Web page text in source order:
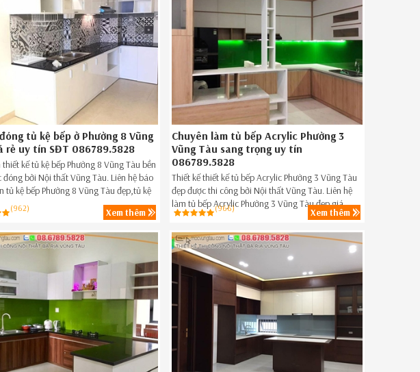
tủ kệ bếp ở Phường 8 Vũng
rẻ uy tín SĐT 086789.5828
thiết kế tủ kệ bếp Phường 8 Vũng Tàu bền
đóng bởi Nội thất Vũng Tàu. Liên hệ báo
tủ kệ bếp Phường 8 Vũng Tàu đẹp,tủ kệ
Phường 8 Vũng Tàu ngay hôm nay SĐT
(962) Xem thêm
Chuyên làm tủ bếp Acrylic Phường 3
Vũng Tàu sang trọng uy tín
086789.5828
Thiết kế thiết kế tủ bếp Acrylic Phường 3 Vũng Tàu
đẹp được thi công bởi Nội thất Vũng Tàu. Liên hệ
làm tủ bếp Acrylic Phường 3 Vũng Tàu đẹp giá
rẻ,tủ bếp Acrylic giá rẻ Phường 3 Vũng Tàu ngay
hôm nay SĐT 086.789.5828.
(966) Xem thêm